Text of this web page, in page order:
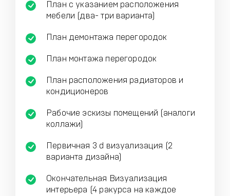
План с указанием расположения
мебели (два- три варианта)
План демонтажа перегородок
План монтажа перегородок
План расположения радиаторов и
кондиционеров
Рабочие эскизы помещений (аналоги
коллажи)
Первичная 3 d визуализация (2
варианта дизайна)
Окончательная Визуализация
интерьера (4 ракурса на каждое